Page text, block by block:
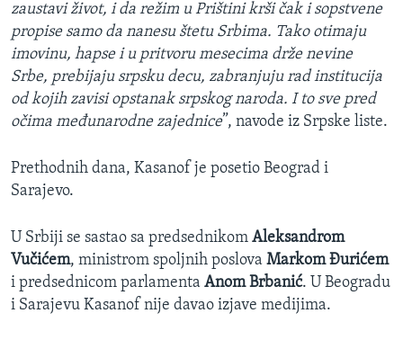
zaustavi život, i da režim u Prištini krši čak i sopstvene
propise samo da nanesu štetu Srbima. Tako otimaju
imovinu, hapse i u pritvoru mesecima drže nevine
Srbe, prebijaju srpsku decu, zabranjuju rad institucija
od kojih zavisi opstanak srpskog naroda. I to sve pred
očima međunarodne zajednice”, navode iz Srpske liste.
Prethodnih dana, Kasanof je posetio Beograd i
Sarajevo.
U Srbiji se sastao sa predsednikom Aleksandrom
Vučićem, ministrom spoljnih poslova Markom Đurićem
i predsednicom parlamenta Anom Brbanić. U Beogradu
i Sarajevu Kasanof nije davao izjave medijima.